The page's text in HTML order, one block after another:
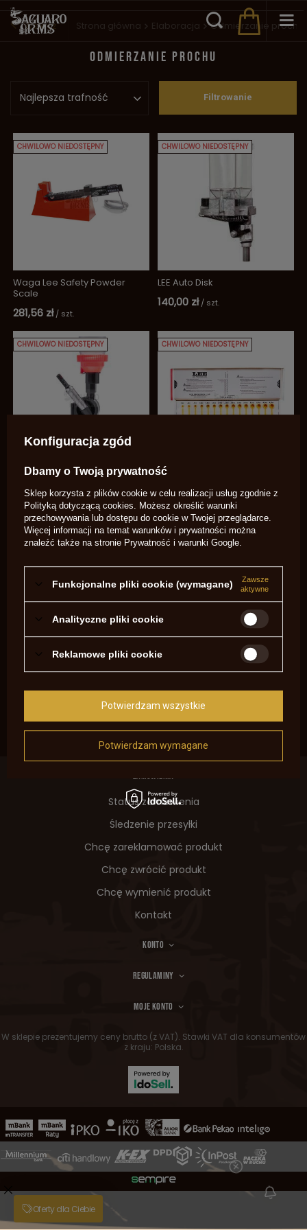
Wstecz Strona główna Elaboracja Odmierzanie prochu
ODMIERZANIE PROCHU
Najlepsza trafność Filtrowanie
CHWILOWO NIEDOSTĘPNY
Waga Lee Safety Powder
Scale
281,56 zł / szt.
CHWILOWO NIEDOSTĘPNY
LEE Auto Disk
140,00 zł / szt.
CHWILOWO NIEDOSTĘPNY
Automatyczny dozownik do
prochu LEE 90058
198,43 zł/szt.
CHWILOWO NIEDOSTĘPNY
do prochu
96,33 zł / szt.
CHWILOWO NIEDOSTĘPNY
Lee
CHWILOWO NIEDOSTĘPNY
(Lee)
24,00 zł/ szt.
ZAMÓWIENIA
Status zamówienia
Śledzenie przesyłki
Chcę zareklamować produkt
Chcę zwrócić produkt
Chcę wymienić produkt
Kontakt
KONTO
REGULAMINY
MOJE KONTO
W sklepie prezentujemy ceny brutto (z VAT). Stawki VAT dla konsumentów
z kraju: Polska.
Konfiguracja zgód
Dbamy o Twoją prywatność
Sklep korzysta z plików cookie w celu realizacji usług zgodnie z
Polityką dotyczącą cookies . Możesz określić warunki
przechowywania lub dostępu do cookie w Twojej przeglądarce.
Więcej informacji na temat warunków i prywatności można
znaleźć także na stronie Prywatność i warunki Google
Funkcjonalne pliki cookie (wymagane)
Zawsze
aktywne
Analityczne pliki cookie
Reklamowe pliki cookie
Potwierdzam wymagane
Potwierdzam wszystkie